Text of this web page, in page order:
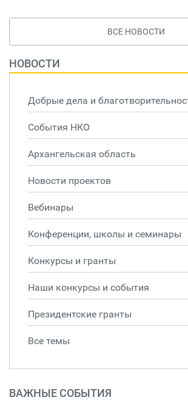
ВСЕ НОВОСТИ
НОВОСТИ
Добрые дела и
События НКО
Архангельская область
Новости проектов
Вебинары
Конференции, школы и семинары
Конкурсы и гранты
Наши конкурсы и события
Президентские гранты
Все темы
ВАЖНЫЕ СОБЫТИЯ